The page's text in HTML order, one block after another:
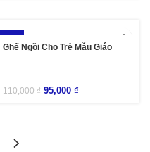
-14%
Ghế Ngồi Cho Trẻ Mẫu Giáo
110,000₫ 95,000 ₫